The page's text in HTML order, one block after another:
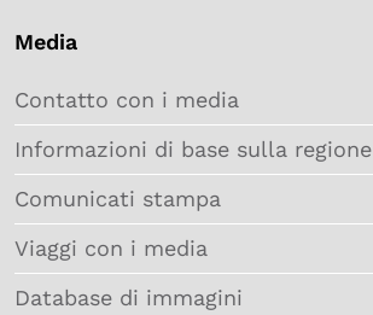
Media
Contatto con i media
Informazioni di base sulla regione
Comunicati stampa
Viaggi con i media
Database di immagini